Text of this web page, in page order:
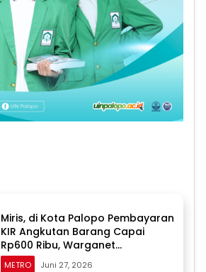
Miris, di Kota Palopo Pembayaran
KIR Angkutan Barang Capai
Rp600 Ribu, Warganet
Pertanyakan Dugaan Pungli
METRO Juni 27, 2026